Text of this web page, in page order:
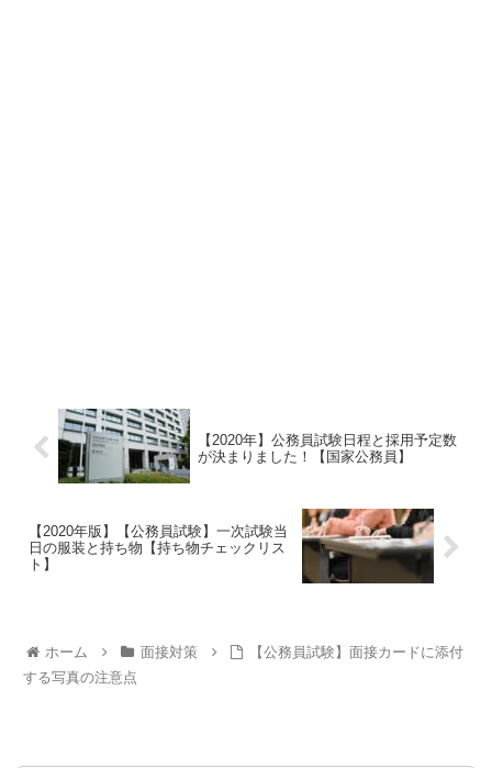
【2020年】公務員試験日程と採用予定数
が決まりました！【国家公務員】
【2020年版】【公務員試験】一次試験当
日の服装と持ち物【持ち物チェックリス
ト】
ホーム 面接対策
【公務員試験】面接カードに添付
する写真の注意点